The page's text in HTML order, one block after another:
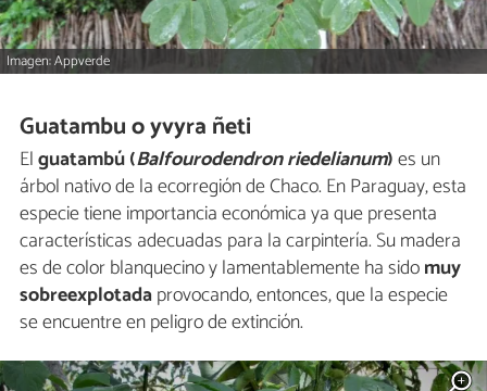
Imagen: Appverde
Guatambu o yvyra ñeti
Elguatambú (Balfourodendron riedelianum)es un
árbol nativo de la ecorregión de Chaco. En Paraguay, esta
especie tiene importancia económica ya que presenta
características adecuadas para la carpintería. Su madera
es de color blanquecino y lamentablemente ha sidomuy
sobreexplotadaprovocando, entonces, que la especie
se encuentre en peligro de extinción.